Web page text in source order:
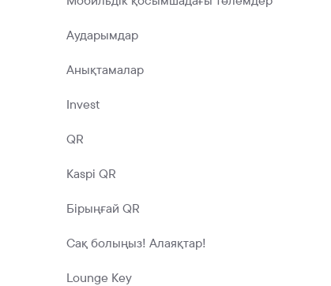
Аударымдар
Анықтамалар
Invest
QR
Kaspi QR
Бірыңғай QR
Сақ болыңыз! Алаяқтар!
Lounge Key